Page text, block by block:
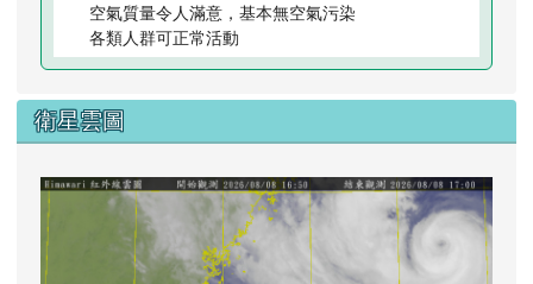
空氣質量令人滿意，基本無空氣污染
各類人群可正常活動
衛星雲圖
link